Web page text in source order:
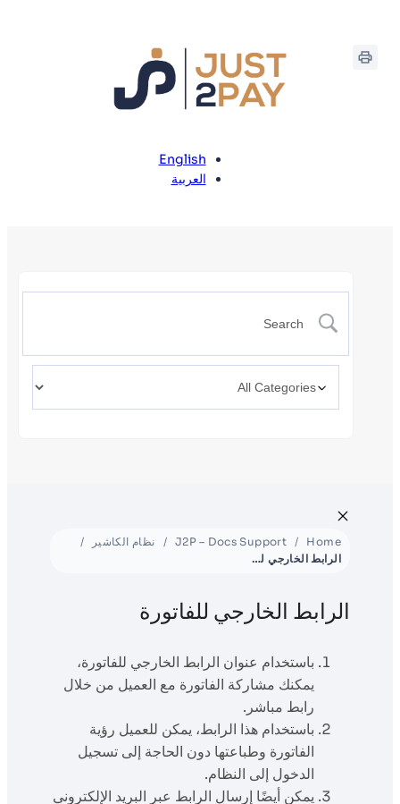
English
العربية
Home
J2P – Docs Support
نظام الكاشير
الرابط الخارجي للفاتورة
الرابط الخارجي للفاتورة
باستخدام عنوان الرابط الخارجي للفاتورة،
يمكنك مشاركة الفاتورة مع العميل من خلال
رابط مباشر.
باستخدام هذا الرابط، يمكن للعميل رؤية
الفاتورة وطباعتها دون الحاجة إلى تسجيل
الدخول إلى النظام.
يمكن أيضًا إرسال الرابط عبر البريد الإلكتروني